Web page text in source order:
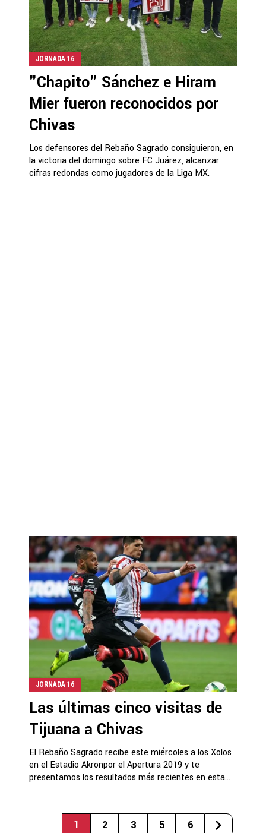
JORNADA 16
"Chapito" Sánchez e Hiram
Mier fueron reconocidos por
Chivas
Los defensores del Rebaño Sagrado consiguieron, en
la victoria del domingo sobre FC Juárez, alcanzar
cifras redondas como jugadores de la Liga MX.
JORNADA 16
Las últimas cinco visitas de
Tijuana a Chivas
El Rebaño Sagrado recibe este miércoles a los Xolos
en el Estadio Akronpor el Apertura 2019 y te
presentamos los resultados más recientes en esta...
1 2 3 5 6